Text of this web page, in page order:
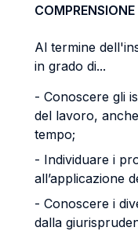
COMPRENSIONE
Al termine
in grado di...
- Conoscere gli
del lavoro,
tempo;
- Individuare i
all’applicazione
- Conoscere i
dalla